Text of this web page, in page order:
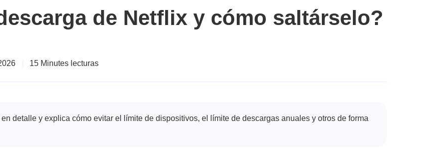
de Netflix y cómo saltárselo?
15 Minutes lecturas
detalle y explica cómo evitar el límite de dispositivos, el límite de descargas anuales y otros de forma